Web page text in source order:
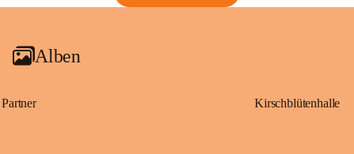
Alben
Partner Kirschblütenhalle